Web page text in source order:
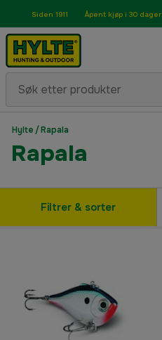
Siden 1911 Åpent kjøp i 30 dager
Hylte /Rapala
Rapala
Filtrer & sorter